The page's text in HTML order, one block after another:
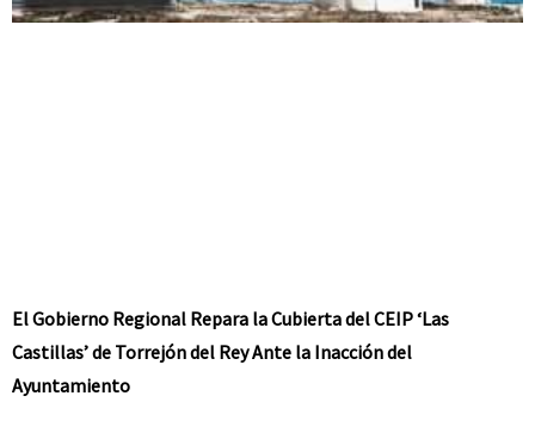
El Gobierno Regional Repara la Cubierta del CEIP ‘Las
Castillas’ de Torrejón del Rey Ante la Inacción del
Ayuntamiento